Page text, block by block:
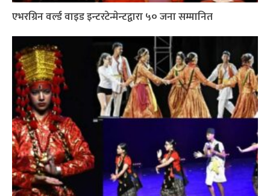
एभरग्रिन वर्ल्ड वाइड इन्टरटेन्मेन्टद्वारा ५० जना सम्मानित